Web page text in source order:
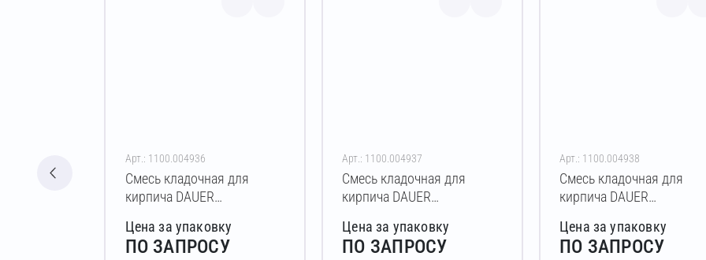
Арт.: 1100.004936
Смесь кладочная для
кирпича DAUER
50 кг (светло-бежевый)
Цена за упаковку
ПО ЗАПРОСУ
Арт.: 1100.004937
Смесь кладочная для
кирпича DAUER
50 кг (пудра)
Цена за упаковку
ПО ЗАПРОСУ
Арт.: 1100.004938
Смесь кладочная для
кирпича DAUER
50 кг (кремовый)
Цена за упаковку
ПО ЗАПРОСУ